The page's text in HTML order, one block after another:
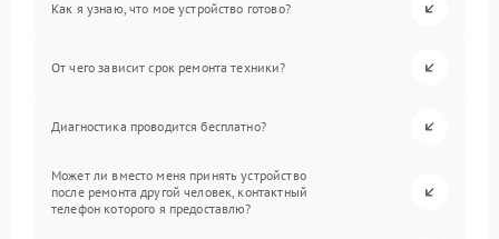
Как я узнаю, что мое устройство готово?
От чего зависит срок ремонта техники?
Диагностика проводится бесплатно?
Может ли вместо меня принять устройство
после ремонта другой человек, контактный
телефон которого я предоставлю?